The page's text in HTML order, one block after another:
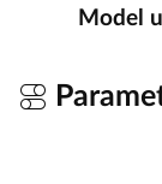
Model